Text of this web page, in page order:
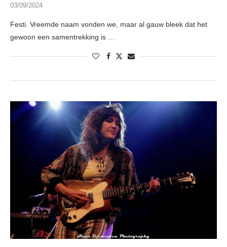
03/09/2024
Festi. Vreemde naam vonden we, maar al gauw bleek dat het
gewoon een samentrekking is …